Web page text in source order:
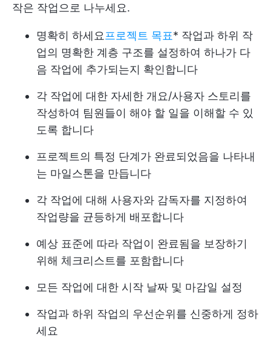
작은 작업으로 나누세요.
명확히 하세요 프로젝트 목표* 작업과 하위 작
업의 명확한 계층 구조를 설정하여 하나가 다
음 작업에 추가되는지 확인합니다
각 작업에 대한 자세한 개요/사용자 스토리를
작성하여 팀원들이 해야 할 일을 이해할 수 있
도록 합니다
프로젝트의 특정 단계가 완료되었음을 나타내
는 마일스톤을 만듭니다
각 작업에 대해 사용자와 감독자를 지정하여
작업량을 균등하게 배포합니다
예상 표준에 따라 작업이 완료됨을 보장하기
위해 체크리스트를 포함합니다
모든 작업에 대한 시작 날짜 및 마감일 설정
작업과 하위 작업의 우선순위를 신중하게 정하
세요